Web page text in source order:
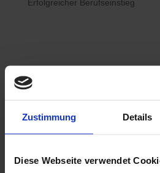
Zustimmung Details
Diese Webseite verwendet
